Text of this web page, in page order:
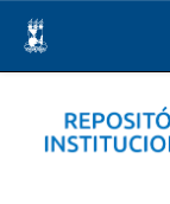
navigation